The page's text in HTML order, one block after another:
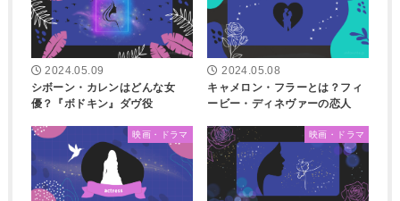
2024.05.09
シボーン・カレンはどんな女
優？『ボドキン』ダヴ役
2024.05.08
キャメロン・フラーとは？フィ
ービー・ディネヴァーの恋人
映画・ドラマ 映画・ドラマ